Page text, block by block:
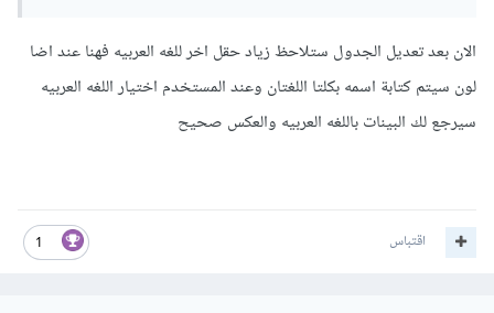
الان بعد تعديل الجدول ستلاحظ زياد حقل اخر للغه العربيه فهنا عند اضا
لون سيتم كتابة اسمه بكلتا اللغتان وعند المستخدم اختيار اللغه العربيه
سيرجع لك البينات باللغه العربيه والعكس صحيح
1 اقتباس